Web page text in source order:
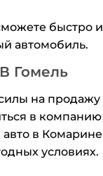
быстро и
автомобиль.
Гомель
на продажу
в компанию
в Комарине
условиях.